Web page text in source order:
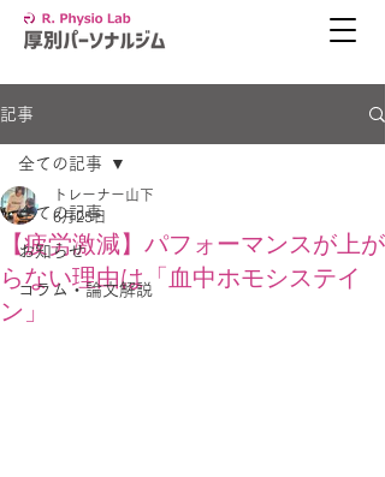
記事
全ての記事
お知らせ
コラム・論文解説
全ての記事
【疲労激減】パフォーマンスが上が
らない理由は「血中ホモシステイ
ン」
トレーナー山下
6月25日